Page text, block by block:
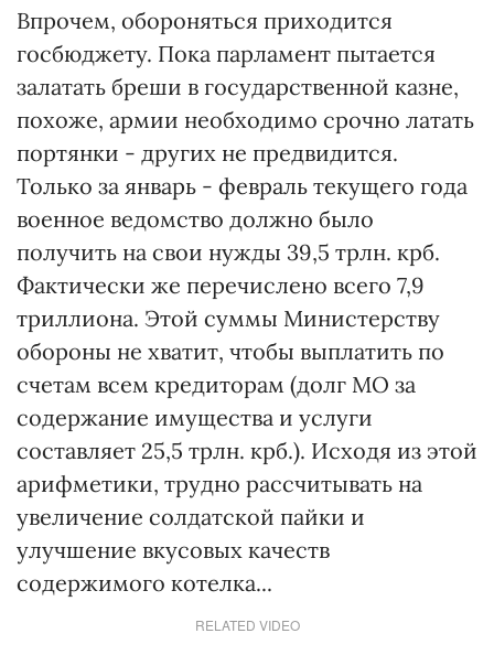
Впрочем, обороняться приходится
госбюджету. Пока парламент пытается
залатать бреши в государственной казне,
похоже, армии необходимо срочно латать
портянки - других не предвидится.
Только за январь - февраль текущего года
военное ведомство должно было
получить на свои нужды 39,5 трлн. крб.
Фактически же перечислено всего 7,9
триллиона. Этой суммы Министерству
обороны не хватит, чтобы выплатить по
счетам всем кредиторам (долг МО за
содержание имущества и услуги
составляет 25,5 трлн. крб.). Исходя из этой
арифметики, трудно рассчитывать на
увеличение солдатской пайки и
улучшение вкусовых качеств
содержимого котелка...
RELATED VIDEO